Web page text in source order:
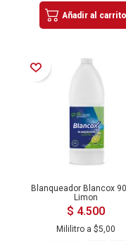
Añadir al carrito
Añadir a la Lista de Deseos
Blanqueador Blancox
Limon
$ 4.500
Mililitro a $5,00